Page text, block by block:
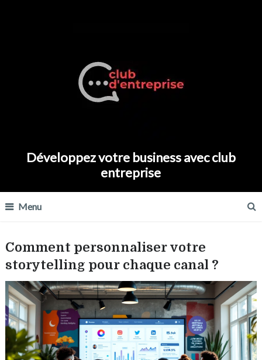
Développez votre business avec club
entreprise
Menu
Comment personnaliser votre
storytelling pour chaque canal ?